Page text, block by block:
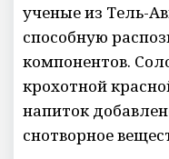
ученые из Тель-
способную
компонентов.
крохотной
напиток
снотворное